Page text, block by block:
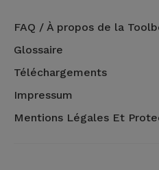
FAQ / À propos de la
Glossaire
Téléchargements
Impressum
Mentions Légales Et